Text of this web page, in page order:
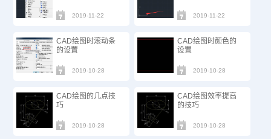
2019-11-22 2019-11-22
CAD绘图时滚动条
的设置
2019-10-28
CAD绘图时颜色的
设置
2019-10-28
CAD绘图的几点技
巧
2019-10-28
CAD绘图效率提高
的技巧
2019-10-28